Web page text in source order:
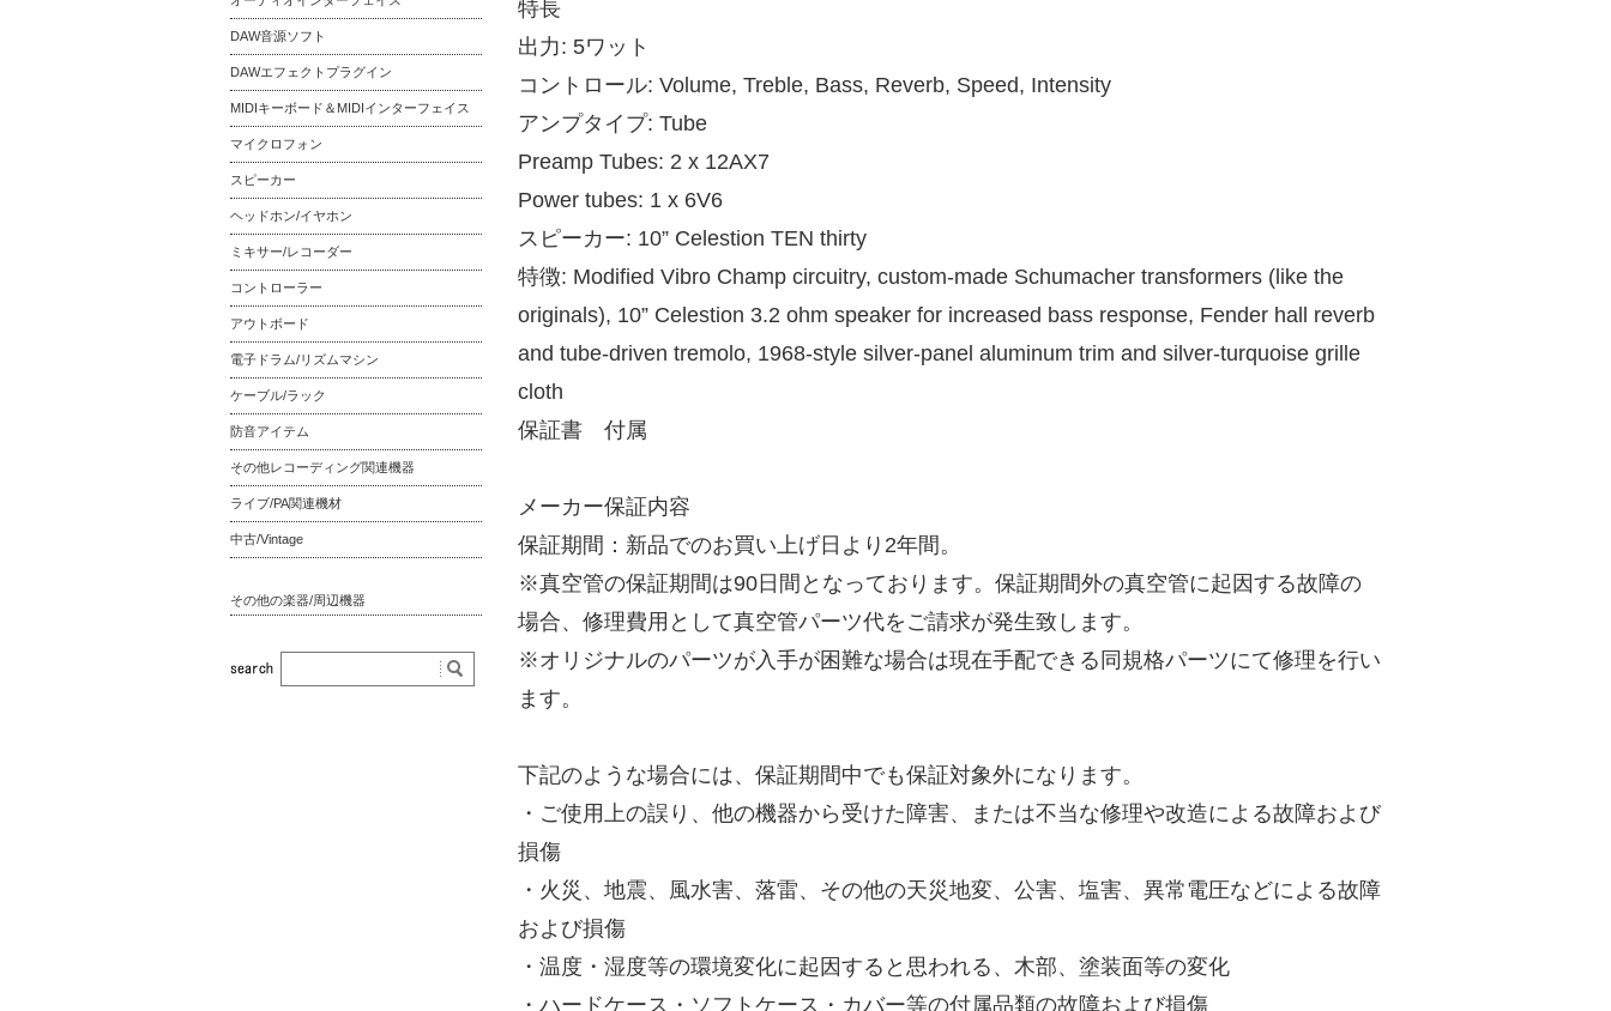
特長
出力: 5ワット
コントロール: Volume, Treble, Bass, Reverb, Speed, Intensity
アンプタイプ: Tube
Preamp Tubes: 2 x 12AX7
Power tubes: 1 x 6V6
スピーカー: 10” Celestion TEN thirty
特徴: Modified Vibro Champ circuitry, custom-made Schumacher transformers (like the
originals), 10” Celestion 3.2 ohm speaker for increased bass response, Fender hall reverb
and tube-driven tremolo, 1968-style silver-panel aluminum trim and silver-turquoise grille
cloth
保証書 付属
メーカー保証内容
保証期間：新品でのお買い上げ日より2年間。
※真空管の保証期間は90日間となっております。保証期間外の真空管に起因する故障の
場合、修理費用として真空管パーツ代をご請求が発生致します。
※オリジナルのパーツが入手が困難な場合は現在手配できる同規格パーツにて修理を行い
ます。
下記のような場合には、保証期間中でも保証対象外になります。
・ご使用上の誤り、他の機器から受けた障害、または不当な修理や改造による故障および
損傷
・火災、地震、風水害、落雷、その他の天災地変、公害、塩害、異常電圧などによる故障
および損傷
・温度・湿度等の環境変化に起因すると思われる、木部、塗装面等の変化
・ハードケース・ソフトケース・カバー等の付属品類の故障および損傷
DAW音源ソフト
DAWエフェクトプラグイン
MIDIキーボード＆MIDIインターフェイス
マイクロフォン
スピーカー
ヘッドホン/イヤホン
ミキサー/レコーダー
コントローラー
アウトボード
電子ドラム/リズムマシン
ケーブル/ラック
防音アイテム
その他レコーディング関連機器
ライブ/PA関連機材
中古/Vintage
その他の楽器/周辺機器